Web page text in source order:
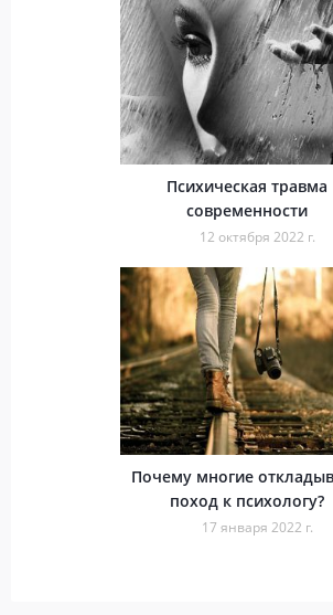
Психическая травма
современности
12 октября 2022 г.
Почему многие
поход к психологу?
17 января 2022 г.